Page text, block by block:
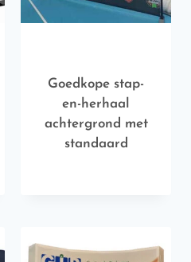
Goedkope stap-
en-herhaal
achtergrond met
standaard